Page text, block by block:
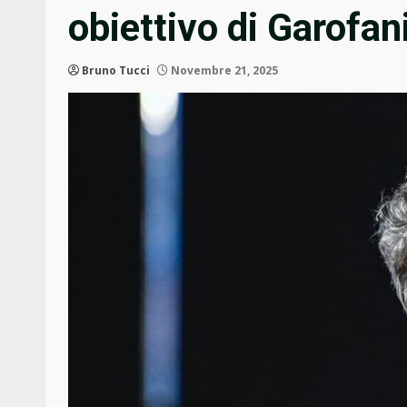
obiettivo di
Bruno Tucci Novembre 21, 2025